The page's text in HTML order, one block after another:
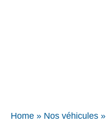
Home » Nos véhicules »